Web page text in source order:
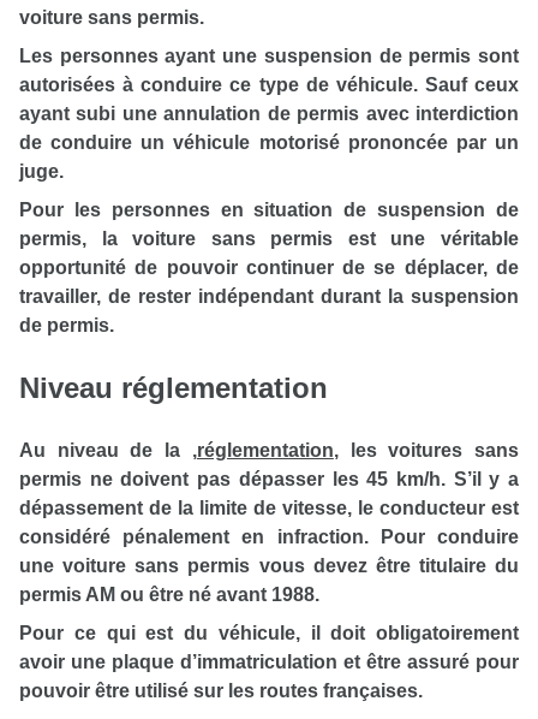
voiture sans permis.
Les personnes ayant une suspension de permis sont
autorisées à conduire ce type de véhicule. Sauf ceux
ayant subi une annulation de permis avec interdiction
de conduire un véhicule motorisé prononcée par un
juge.
Pour les personnes en situation de suspension de
permis, la voiture sans permis est une véritable
opportunité de pouvoir continuer de se déplacer, de
travailler, de rester indépendant durant la suspension
de permis.
Niveau réglementation
Au niveau de la ,réglementation, les voitures sans
permis ne doivent pas dépasser les 45 km/h. S’il y a
dépassement de la limite de vitesse, le conducteur est
considéré pénalement en infraction. Pour conduire
une voiture sans permis vous devez être titulaire du
permis AM ou être né avant 1988.
Pour ce qui est du véhicule, il doit obligatoirement
avoir une plaque d’immatriculation et être assuré pour
pouvoir être utilisé sur les routes françaises.